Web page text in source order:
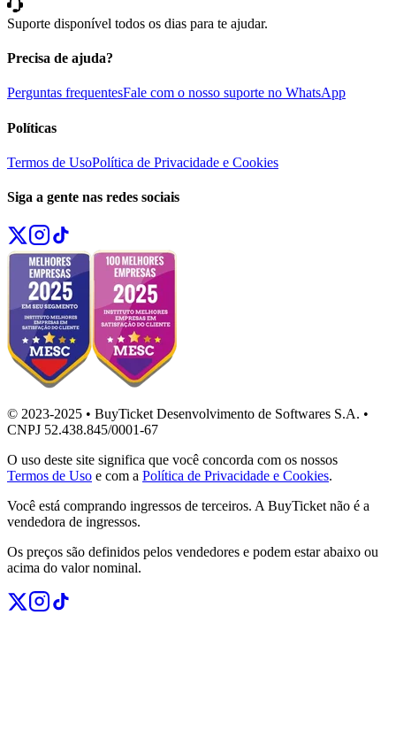
Suporte disponível todos os dias para te ajudar.
Precisa de ajuda?
Perguntas frequentesFale com o nosso suporte no WhatsApp
Políticas
Termos de UsoPolítica de Privacidade e Cookies
Siga a gente nas redes sociais
© 2023-2025 • BuyTicket Desenvolvimento de Softwares S.A. •
CNPJ 52.438.845/0001-67
O uso deste site significa que você concorda com os nossos
Termos de Uso e com a Política de Privacidade e Cookies.
Você está comprando ingressos de terceiros. A BuyTicket não é a
vendedora de ingressos.
Os preços são definidos pelos vendedores e podem estar abaixo ou
acima do valor nominal.